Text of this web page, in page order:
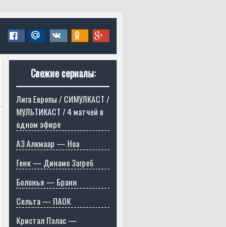
Свежие сериалы:
Лига Европы / СИМУЛКАСТ /
МУЛЬТИКАСТ / 4 матчей в
одном эфире
АЗ Алкмаар — Ноа
Генк — Динамо Загреб
Болонья — Бранн
Сельта — ПАОК
Кристал Пэлас —